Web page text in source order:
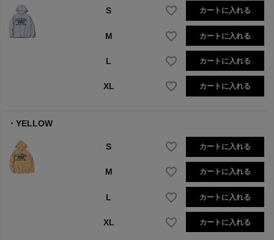
S カートに入れる
M カートに入れる
L カートに入れる
XL カートに入れる
YELLOW
S カートに入れる
M カートに入れる
L カートに入れる
XL カートに入れる